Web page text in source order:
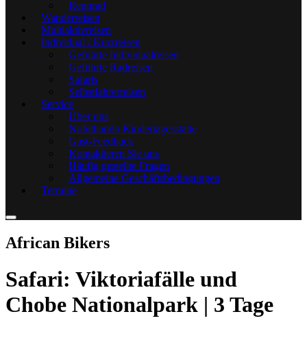
Rennrad
Wanderreisen
Multiaktivreisen
Individual / Kurzreisen
Geführte Individualreisen
Geführte Radreisen
Safaris
Selbstfahrerreisen
Service
Über uns
Noluthando Kindertagesstätte
Gast-Feedback
Kontaktieren Sie uns
Häufig gestellte Fragen
Allgemeine Geschäftsbedingungen
Termine
African Bikers
Safari: Viktoriafälle und
Chobe Nationalpark | 3 Tage